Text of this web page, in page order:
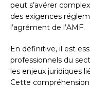
peut s’avérer
des exigences
l’agrément de l’AMF.
En définitive, il est
professionnels du
les enjeux juridiques
Cette